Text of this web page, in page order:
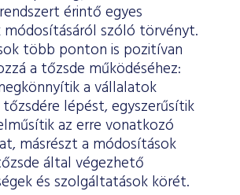
érintő egyes
szóló törvényt.
több ponton is pozitívan
a tőzsde működéséhez:
a vállalatok
tőzsdére lépést, egyszerűsítik
az erre vonatkozó
másrészt a módosítások
által végezhető
és szolgáltatások körét.